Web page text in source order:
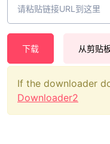
下载 从剪贴
If the downloader
Downloader2